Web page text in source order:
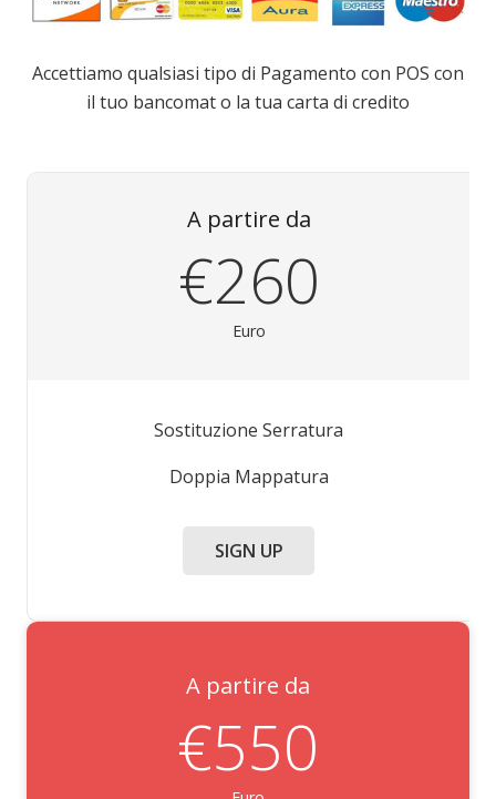
Accettiamo qualsiasi tipo di Pagamento con POS con
il tuo bancomat o la tua carta di credito
A partire da
€260
Euro
Sostituzione Serratura
Doppia Mappatura
SIGN UP
A partire da
€550